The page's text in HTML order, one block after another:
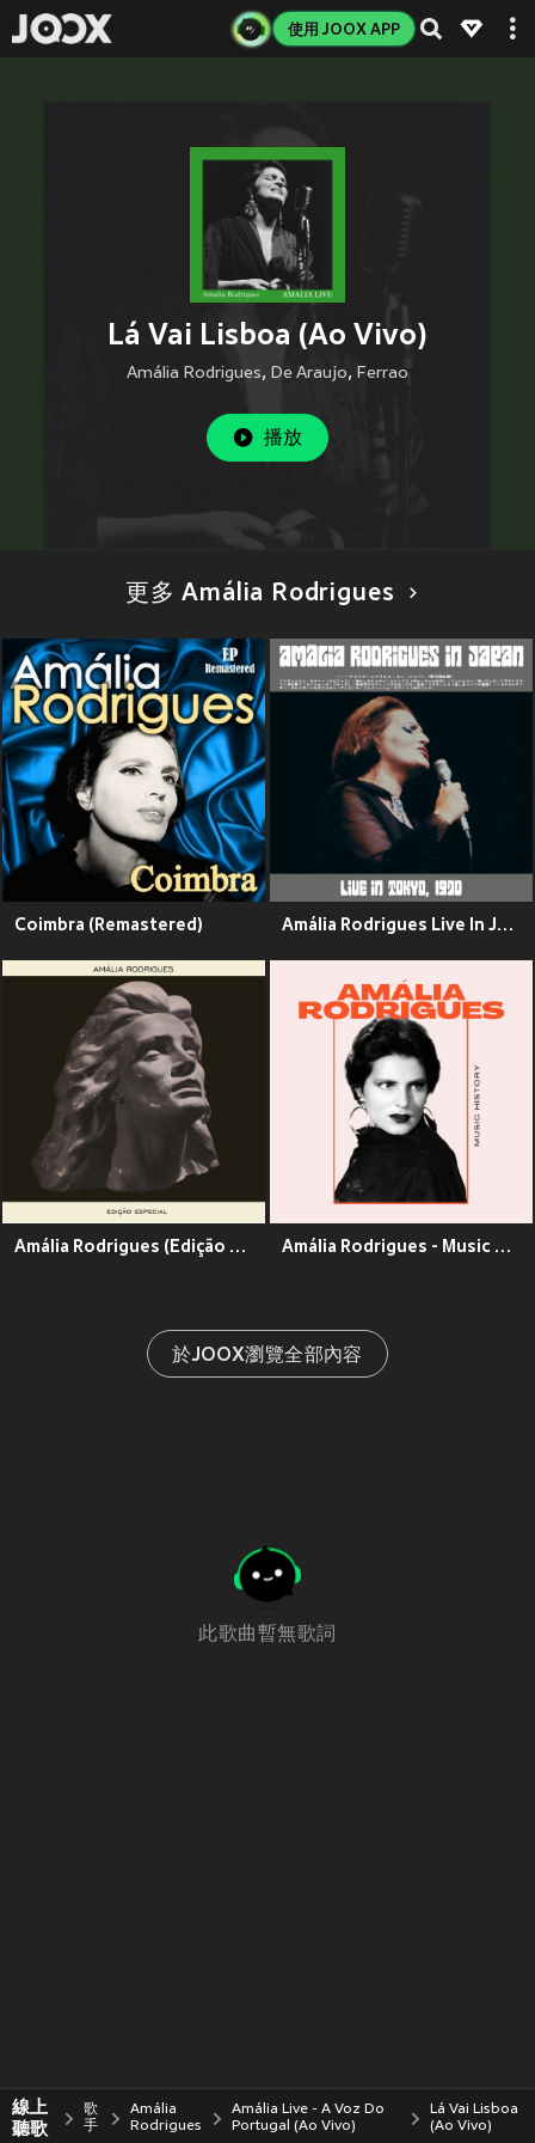
使用 JOOX APP
Lá Vai Lisboa (Ao Vivo)
Amália Rodrigues, De Araujo, Ferrao
播放
更多 Amália Rodrigues
Coimbra (Remastered) Amália Rodrigues Live In Japan (2022 Edition)
Amália Rodrigues (Edição Especial) Amália Rodrigues - Music History
於JOOX瀏覽全部內容
此歌曲暫無歌詞
線上
聽歌
歌
手
Amália
Rodrigues
Amália Live - A Voz Do
Portugal (Ao Vivo)
Lá Vai Lisboa
(Ao Vivo)